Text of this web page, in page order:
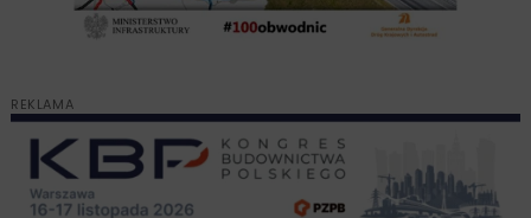
REKLAMA